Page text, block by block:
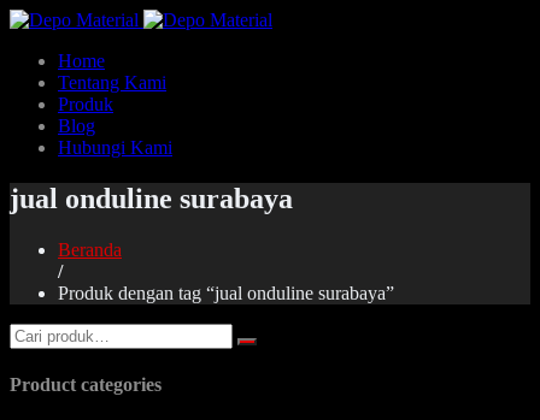
Home
Tentang Kami
Produk
Blog
Hubungi Kami
jual onduline surabaya
Beranda
/
Produk dengan tag “jual onduline surabaya”
Product categories